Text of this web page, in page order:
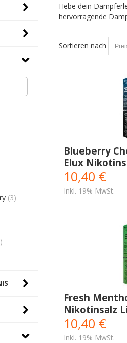
Hebe dein
hervorragende
Sortieren nach
Blueberry
Elux
10,40 €
Inkl. 19% MwSt.
Fresh
Nikotinsalz
10,40 €
Inkl. 19% MwSt.
(3)